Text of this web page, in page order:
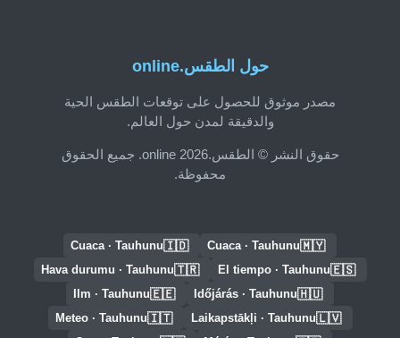
حول الطقس.online
مصدر موثوق للحصول على توقعات الطقس الحية
والدقيقة لمدن حول العالم.
حقوق النشر © الطقس.online 2026. جميع الحقوق
محفوظة.
🇲🇾
Cuaca · Tauhunu
🇮🇩
Cuaca · Tauhunu
🇪🇸
El tiempo · Tauhunu
🇹🇷
Hava durumu · Tauhunu
🇭🇺
Időjárás · Tauhunu
🇪🇪
Ilm · Tauhunu
🇱🇻
Laikapstākļi · Tauhunu
🇮🇹
Meteo · Tauhunu